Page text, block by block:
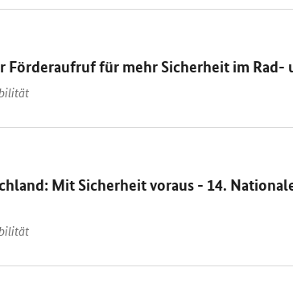
Förderaufruf für mehr Sicherheit im Rad-
Mit Sicherheit voraus - 14.